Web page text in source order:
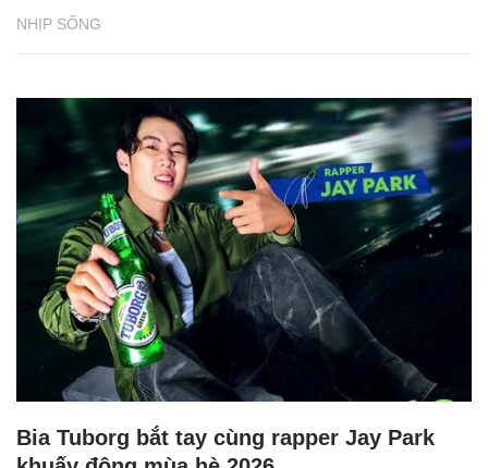
NHỊP SỐNG
Bia Tuborg bắt tay cùng rapper Jay Park